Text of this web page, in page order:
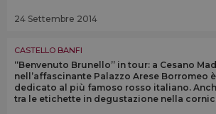
24 Settembre 2014
CASTELLO BANFI
“Benvenuto Brunello” in tour: a Cesano
nell’affascinante Palazzo Arese Borromeo
dedicato al più famoso rosso italiano.
tra le etichette in degustazione nella